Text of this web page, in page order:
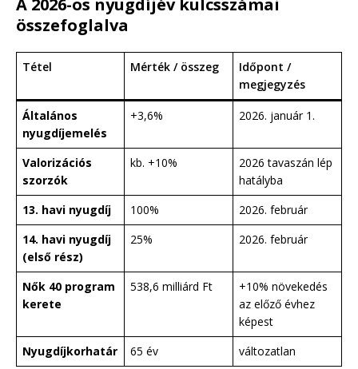
A 2026-os nyugdíjév kulcsszámai
összefoglalva
Tétel Mérték / összeg
Időpont /
megjegyzés
Általános
nyugdíjemelés
+3,6% 2026. január 1.
Valorizációs
szorzók
kb. +10%
2026 tavaszán lép
hatályba
13. havi nyugdíj
100%
2026. február
14. havi nyugdíj
(első rész)
25% 2026. február
Nők 40 program
kerete
538,6 milliárd Ft
+10% növekedés
az előző évhez
képest
Nyugdíjkorhatár
65 év változatlan